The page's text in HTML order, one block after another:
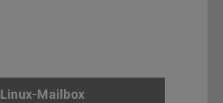
Linux-Mailbox